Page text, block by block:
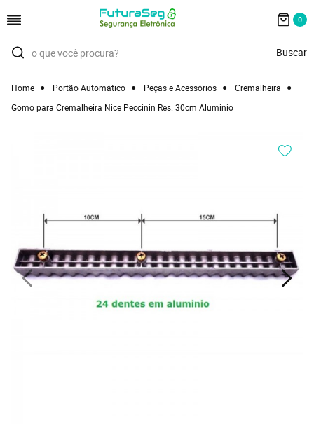
0
Home Portão Automático Peças e Acessórios
Cremalheira
Gomo para Cremalheira Nice Peccinin Res. 30cm Aluminio